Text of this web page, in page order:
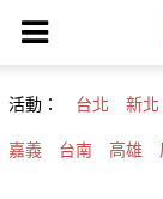
活動： 台北 新北
嘉義 台南 高雄